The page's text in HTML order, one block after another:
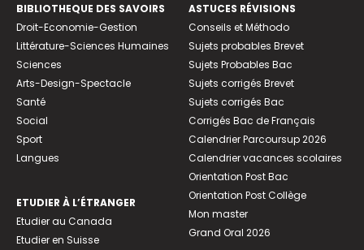
BIBLIOTHEQUE DES SAVOIRS
Droit-Economie-Gestion
Littérature-Sciences Humaines
Sciences
Arts-Design-Spectacle
Santé
Social
Sport
Langues
ETUDIER À L’ÉTRANGER
Etudier au Canada
Etudier en Suisse
ASTUCES RÉVISIONS
Conseils et Méthodo
Sujets probables Brevet
Sujets Probables Bac
Sujets corrigés Brevet
Sujets corrigés Bac
Corrigés Bac de Français
Calendrier Parcoursup 2026
Calendrier vacances scolaires
Orientation Post Bac
Orientation Post Collège
Mon master
Grand Oral 2026